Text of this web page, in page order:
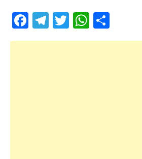
Facebook
Telegram
TwitterWhatsApp